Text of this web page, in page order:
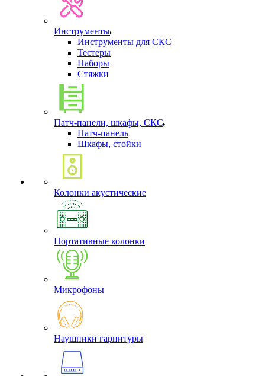
Инструменты
Инструменты для СКС
Тестеры
Наборы
Стяжки
Патч-панели, шкафы, СКС
Патч-панель
Шкафы, стойки
Колонки акустические
Портативные колонки
Микрофоны
Наушники гарнитуры